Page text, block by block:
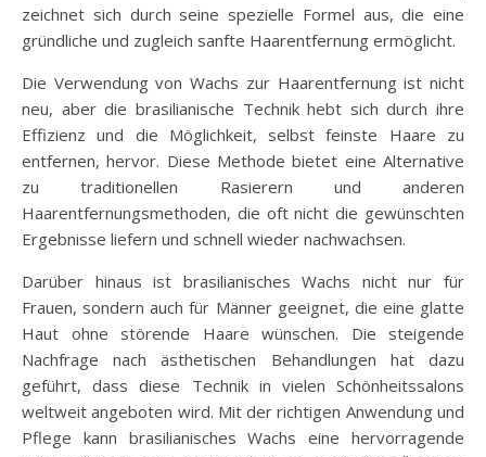
zeichnet sich durch seine spezielle Formel aus, die eine
gründliche und zugleich sanfte Haarentfernung ermöglicht.
Die Verwendung von Wachs zur Haarentfernung ist nicht
neu, aber die brasilianische Technik hebt sich durch ihre
Effizienz und die Möglichkeit, selbst feinste Haare zu
entfernen, hervor. Diese Methode bietet eine Alternative
zu traditionellen Rasierern und anderen
Haarentfernungsmethoden, die oft nicht die gewünschten
Ergebnisse liefern und schnell wieder nachwachsen.
Darüber hinaus ist brasilianisches Wachs nicht nur für
Frauen, sondern auch für Männer geeignet, die eine glatte
Haut ohne störende Haare wünschen. Die steigende
Nachfrage nach ästhetischen Behandlungen hat dazu
geführt, dass diese Technik in vielen Schönheitssalons
weltweit angeboten wird. Mit der richtigen Anwendung und
Pflege kann brasilianisches Wachs eine hervorragende